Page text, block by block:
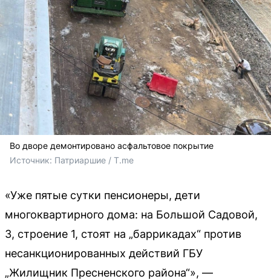
Во дворе демонтировано асфальтовое покрытие
Источник: Патриаршие / T.me
«Уже пятые сутки пенсионеры, дети
многоквартирного дома: на Большой Садовой,
3, строение 1, стоят на „баррикадах“ против
несанкционированных действий ГБУ
„Жилищник Пресненского района“», —